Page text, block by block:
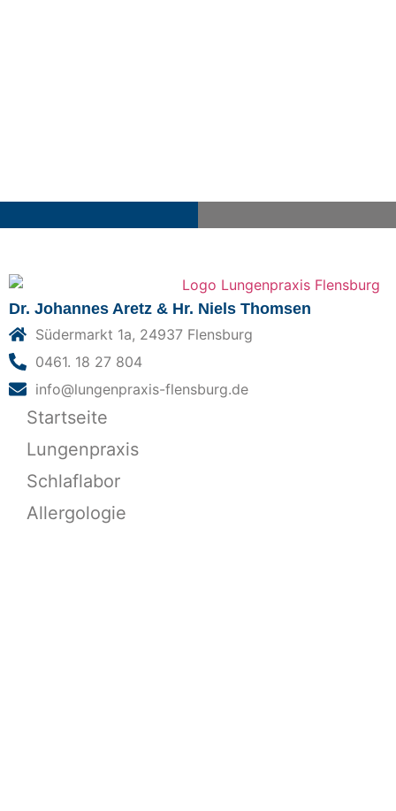
Dr. Johannes Aretz & Hr. Niels Thomsen
Südermarkt 1a, 24937 Flensburg
0461. 18 27 804
info@lungenpraxis-flensburg.de
Startseite
Lungenpraxis
Schlaflabor
Allergologie